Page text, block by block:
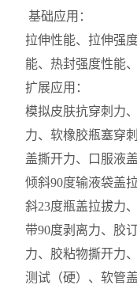
基础应用：
拉伸性能、拉伸强
能、热封强度性能
扩展应用：
模拟皮肤抗穿刺力
力、软橡胶瓶塞穿
盖撕开力、口服液
倾斜90度输液袋盖
斜23度瓶盖拉拔力
带90度剥离力、胶
力、胶粘物撕开力
测试（硬）、软管